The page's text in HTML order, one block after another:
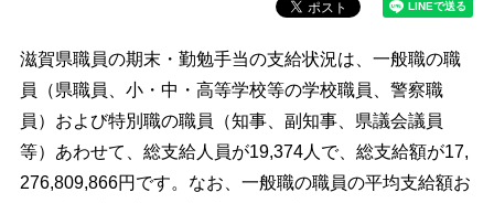
滋賀県職員の期末・勤勉手当の支給状況は、一般職の職
員（県職員、小・中・高等学校等の学校職員、警察職
員）および特別職の職員（知事、副知事、県議会議員
等）あわせて、総支給人員が19,374人で、総支給額が17,
276,809,866円です。なお、一般職の職員の平均支給額お